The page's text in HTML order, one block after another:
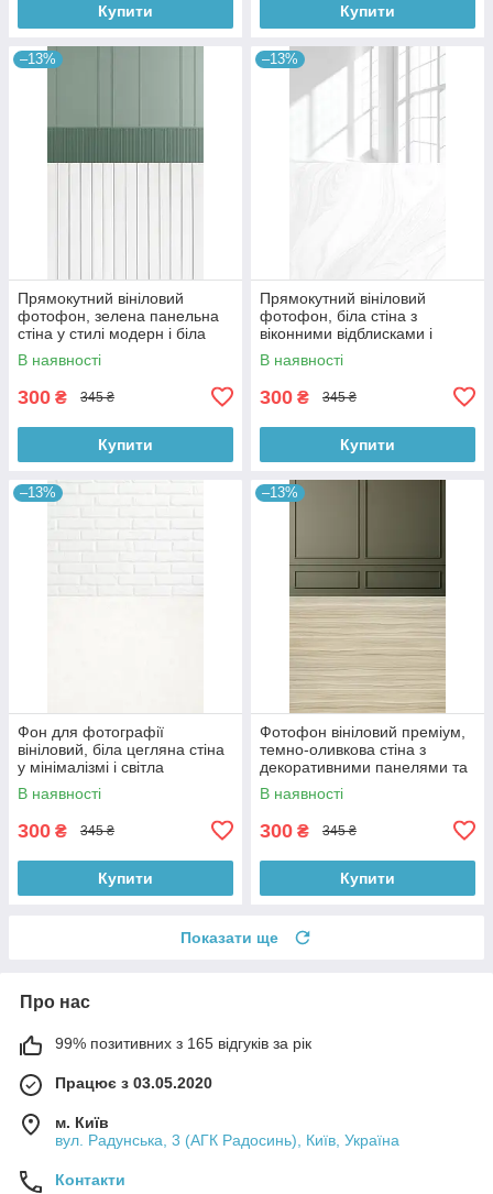
Купити Купити
–13%
Прямокутний вініловий
фотофон, зелена панельна
стіна у стилі модерн і біла
дерев’яна підлога 60×90 см,
№57109
В наявності
300 ₴ 345 ₴
Купити
–13%
Прямокутний вініловий
фотофон, біла стіна з
віконними відблисками і
мармурова підлога 60×90 см,
№57124
В наявності
300 ₴ 345 ₴
Купити
–13%
Фон для фотографії
вініловий, біла цегляна стіна
у мінімалізмі і світла
однотонна підлога 60×90 см,
№57140
В наявності
300 ₴ 345 ₴
Купити
–13%
Фотофон вініловий преміум,
темно-оливкова стіна з
декоративними панелями та
світле дерево підлоги 60×90
см, №57224
В наявності
300 ₴ 345 ₴
Купити
Показати ще
Про нас
99% позитивних з 165 відгуків за рік
Працює з 03.05.2020
м. Київ
вул. Радунська, 3 (АГК Радосинь), Київ, Україна
Контакти